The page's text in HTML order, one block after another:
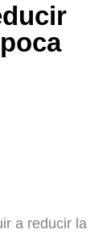
a reducir la